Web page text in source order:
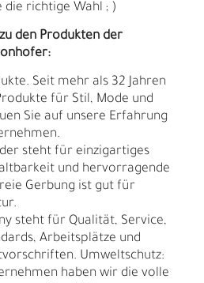
richtige Wahl ; )
den Produkten der
Seit mehr als 32 Jahren
für Stil, Mode und
Sie auf unsere Erfahrung
steht für einzigartiges
und hervorragende
Gerbung ist gut für
steht für Qualität, Service,
Arbeitsplätze und
Umweltschutz:
haben wir die volle